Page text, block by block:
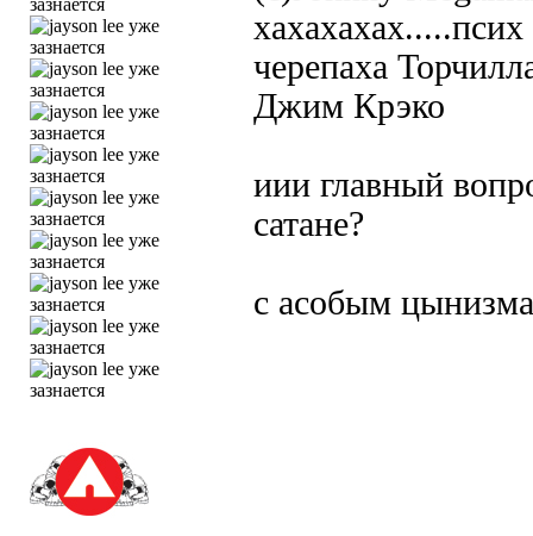
черепаха
Джим Крэко
иии главный
сатане?
с асобым